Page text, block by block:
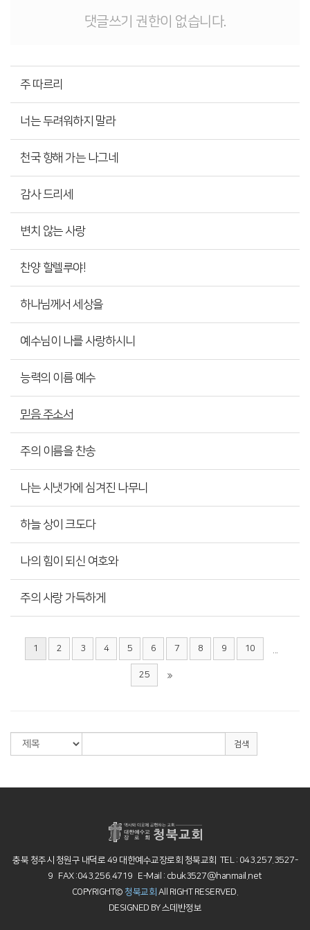
댓글쓰기 권한이 없습니다.
주 따르리
너는 두려워하지 말라
천국 향해 가는 나그네
감사 드리세
변치 않는 사랑
찬양 할렐루야!
하나님께서 세상을
예수님이 나를 사랑하시니
능력의 이름 예수
믿음 주소서
주의 이름을 찬송
나는 시냇가에 심겨진 나무니
하늘 상이 크도다
나의 힘이 되신 여호와
주의 사랑 가득하게
1 2 3 4 5 6 7 8 9 10
25
검색
충북 청주시 청원구 내덕로 49 대한예수교장로회 청북교회 TEL : 043.257.3527-
9 FAX :043.256.4719 E-Mail : cbuk3527@hanmail.net
COPYRIGHT© 청북교회 All RIGHT RESERVED.
DESIGNED BY스데반정보